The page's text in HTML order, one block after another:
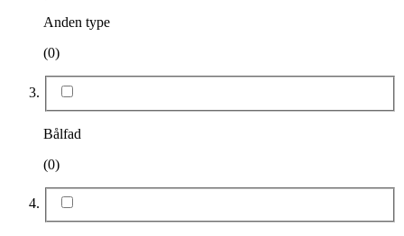
Anden type
(0)
Bålfad
(0)